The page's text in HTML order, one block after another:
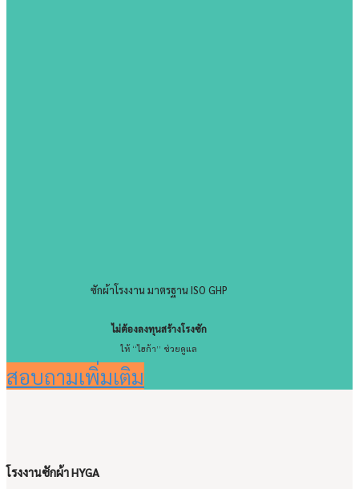
ซักผ้าโรงงาน มาตรฐาน ISO GHP
ไม่ต้องลงทุนสร้างโรงซัก
ให้ “ไฮก้า” ช่วยดูแล
สอบถามเพิ่มเติม
โรงงานซักผ้า HYGA